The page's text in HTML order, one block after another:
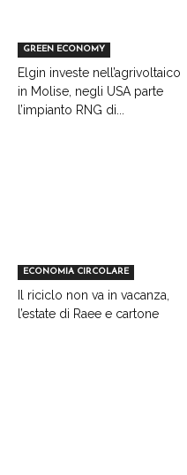
GREEN ECONOMY
Elgin investe nell’agrivoltaico
in Molise, negli USA parte
l’impianto RNG di...
ECONOMIA CIRCOLARE
Il riciclo non va in vacanza,
l’estate di Raee e cartone